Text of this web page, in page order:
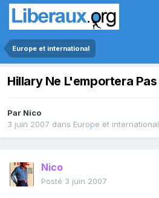
Europe et international
Hillary Ne L'emportera Pas
Par Nico
3 juin 2007 dans Europe et international
Nico
Posté 3 juin 2007